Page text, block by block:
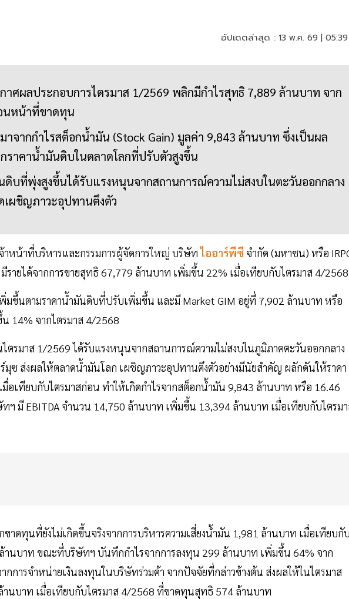
อัปเดตล่าสุด : 13 พ.ค. 69 |
กาศผลประกอบการไตรมาส 1/2569 พลิกมีกำไรสุทธิ 7,889 ล้านบาท จาก
นหน้าที่ขาดทุน
าจากกำไรสต็อกน้ำมัน (Stock Gain) มูลค่า 9,843 ล้านบาท ซึ่งเป็นผล
กราคาน้ำมันดิบในตลาดโลกที่ปรับตัวสูงขึ้น
ดิบที่พุ่งสูงขึ้นได้รับแรงหนุนจากสถานการณ์ความไม่สงบในตะวันออกกลาง
เผชิญภาวะอุปทานตึงตัว
าหน้าที่บริหารและกรรมการผู้จัดการใหญ่ บริษัทไออาร์พีซี จำกัด (มหาชน) หรือ
รายได้จากการขายสุทธิ 67,779 ล้านบาท เพิ่มขึ้น 22% เมื่อเทียบกับไตรมาส 4/
พิ่มขึ้นตามราคาน้ำมันดิบที่ปรับเพิ่มขึ้น และมี Market GIM อยู่ที่ 7,902 ล้านบาท หรือ
14% จากไตรมาส 4/2568
ตรมาส 1/2569 ได้รับแรงหนุนจากสถานการณ์ความไม่สงบในภูมิภาคตะวันออกกลาง
มุซ ส่งผลให้ตลาดน้ำมันโลก เผชิญภาวะอุปทานตึงตัวอย่างมีนัยสำคัญ ผลักดันให้ราคา
อเทียบกับไตรมาสก่อน ทำให้เกิดกำไรจากสต็อกน้ำมัน 9,843 ล้านบาท หรือ 16.46
ฯ มี EBITDA จำนวน 14,750 ล้านบาท เพิ่มขึ้น 13,394 ล้านบาท เมื่อเทียบกับไตรม
ดทุนที่ยังไม่เกิดขึ้นจริงจากการบริหารความเสี่ยงน้ำมัน 1,981 ล้านบาท เมื่อเทียบกั
านบาท ขณะที่บริษัทฯ บันทึกกำไรจากการลงทุน 299 ล้านบาท เพิ่มขึ้น 64% จาก
กการจำหน่ายเงินลงทุนในบริษัทร่วมค้า จากปัจจัยที่กล่าวข้างต้น ส่งผลให้ในไตรมาส
นบาท เมื่อเทียบกับไตรมาส 4/2568 ที่ขาดทุนสุทธิ 574 ล้านบาท